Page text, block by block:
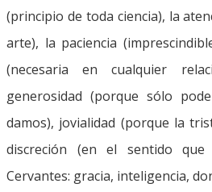
(principio de toda ciencia), la
arte), la paciencia
(necesaria en cualquier
generosidad (porque sólo
damos), jovialidad (porque la
discreción (en el sentido
Cervantes: gracia, inteligencia,